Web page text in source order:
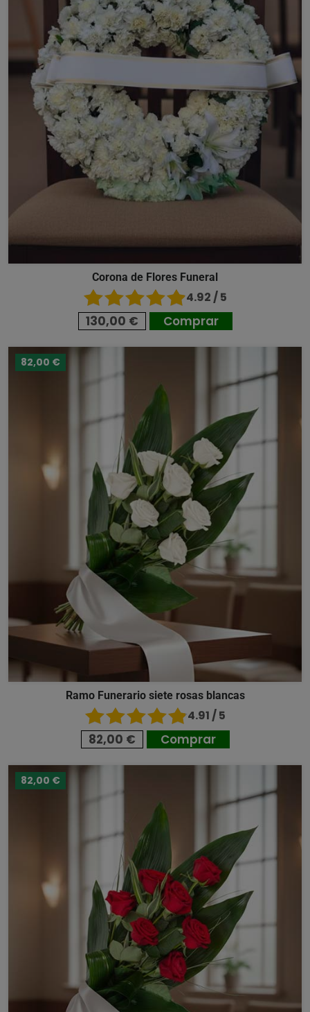
Corona de Flores Funeral
4.92 / 5
130,00 € Comprar
82,00 €
Ramo Funerario siete rosas blancas
4.91 / 5
82,00 € Comprar
82,00 €